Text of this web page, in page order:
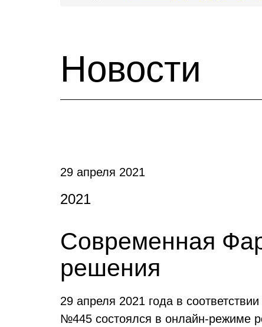
Новости
29 апреля 2021
2021
Современная
решения
29 апреля 2021 года в
№445 состоялся в онлайн-режиме